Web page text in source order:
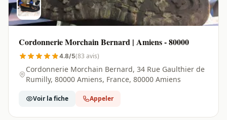
Cordonnerie Morchain Bernard | Amiens - 80000
4.8/5(83 avis)
Cordonnerie Morchain Bernard, 34 Rue Gaulthier de
Rumilly, 80000 Amiens, France, 80000 Amiens
Voir la fiche Appeler